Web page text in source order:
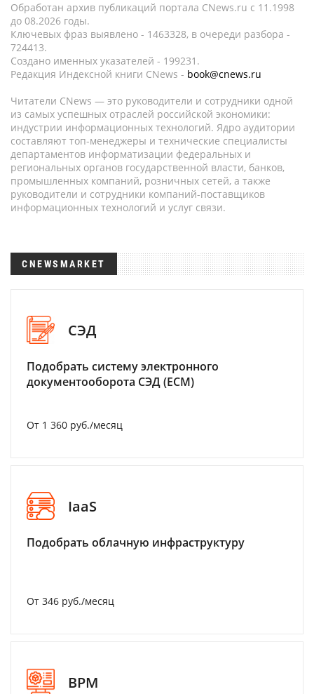
Обработан архив публикаций портала CNews.ru c 11.1998
до 08.2026 годы.
Ключевых фраз выявлено - 1463328, в очереди разбора -
724413.
Создано именных указателей - 199231.
Редакция Индексной книги CNews - book@cnews.ru
Читатели CNews — это руководители и сотрудники одной
из самых успешных отраслей российской экономики:
индустрии информационных технологий. Ядро аудитории
составляют топ-менеджеры и технические специалисты
департаментов информатизации федеральных и
региональных органов государственной власти, банков,
промышленных компаний, розничных сетей, а также
руководители и сотрудники компаний-поставщиков
информационных технологий и услуг связи.
CNEWSMARKET
СЭД
Подобрать систему электронного
документооборота СЭД (ECM)
От 1 360 руб./месяц
IaaS
Подобрать облачную инфраструктуру
От 346 руб./месяц
BPM